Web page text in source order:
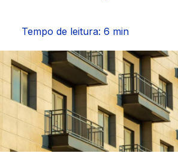
Seguros
Vida Financeira
Canais Digitais
Tempo de leitura: 6 min